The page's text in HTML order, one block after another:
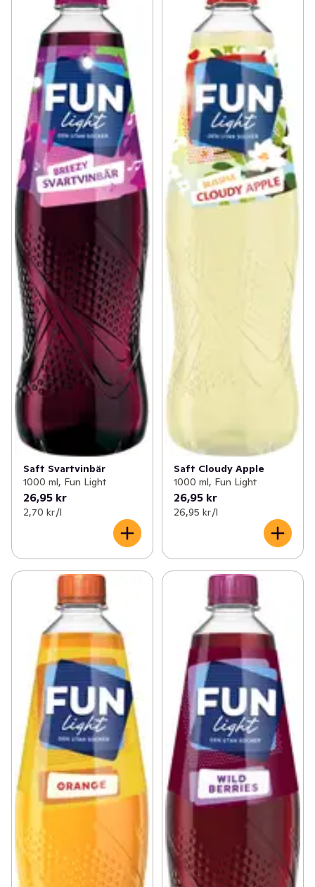
Saft Svartvinbär
1000 ml, Fun Light
26,95 kr
2,70 kr /l
Saft Cloudy Apple
1000 ml, Fun Light
26,95 kr
26,95 kr /l